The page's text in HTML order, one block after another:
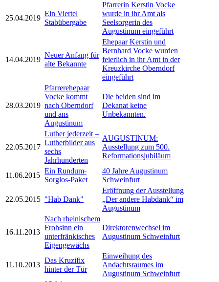
25.04.2019
Ein Viertel
Stabübergabe
Pfarrerin Kerstin Vocke
wurde in ihr Amt als
Seelsorgerin des
Augustinum eingeführt
14.04.2019
Neuer Anfang für
alte Bekannte
Ehepaar Kerstin und
Bernhard Vocke wurden
feierlich in ihr Amt in der
Kreuzkirche Oberndorf
eingeführt
28.03.2019
Pfarrerehepaar
Vocke kommt
nach Oberndorf
und ans
Augustinum
Die beiden sind im
Dekanat keine
Unbekannten.
22.05.2017
Luther jederzeit –
Lutherbilder aus
sechs
Jahrhunderten
AUGUSTINUM:
Ausstellung zum 500.
Reformationsjubiläum
11.06.2015
Ein Rundum-
Sorglos-Paket
40 Jahre Augustinum
Schweinfurt
22.05.2015 "Hab Dank"
Eröffnung der Ausstellung
„Der andere Habdank“ im
Augustinum
16.11.2013
Nach rheinischem
Frohsinn ein
unterfränkisches
Eigengewächs
Direktorenwechsel im
Augustinum Schweinfurt
11.10.2013
Das Kruzifix
hinter der Tür
Einweihung des
Andachtsraumes im
Augustinum Schweinfurt